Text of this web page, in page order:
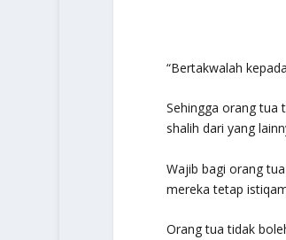
“Bertakwalah
Sehingga orang tua
shalih dari yang
Wajib bagi orang
mereka tetap
Orang tua tidak